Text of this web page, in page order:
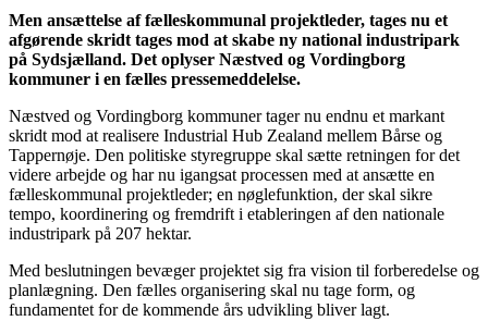
Men ansættelse af fælleskommunal projektleder, tages nu et
afgørende skridt tages mod at skabe ny national industripark
på Sydsjælland. Det oplyser Næstved og Vordingborg
kommuner i en fælles pressemeddelelse.
Næstved og Vordingborg kommuner tager nu endnu et markant
skridt mod at realisere Industrial Hub Zealand mellem Bårse og
Tappernøje. Den politiske styregruppe skal sætte retningen for det
videre arbejde og har nu igangsat processen med at ansætte en
fælleskommunal projektleder; en nøglefunktion, der skal sikre
tempo, koordinering og fremdrift i etableringen af den nationale
industripark på 207 hektar.
Med beslutningen bevæger projektet sig fra vision til forberedelse og
planlægning. Den fælles organisering skal nu tage form, og
fundamentet for de kommende års udvikling bliver lagt.